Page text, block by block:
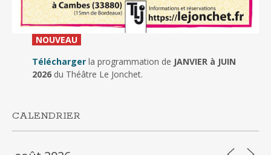
NOUVEAU_
Télécharger la programmation de JANVIER à JUIN
2026du Théâtre Le Jonchet.
CALENDRIER